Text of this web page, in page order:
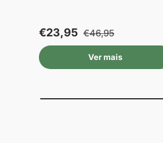
€23,95 €46,95
Ver mais